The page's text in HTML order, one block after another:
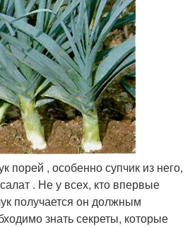
порей , особенно супчик из него,
. Не у всех, кто впервые
получается он должным
знать секреты, которые